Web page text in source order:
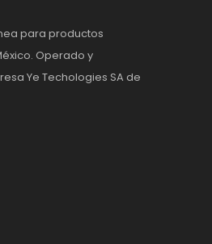
para productos
Operado y
Ye Techologies SA de